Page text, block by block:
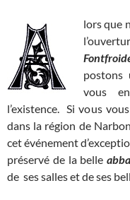
lors que
postons
vous
l’existence. Si vous
dans la région de
cet événement
préservé de la belle
de ses salles et de ses